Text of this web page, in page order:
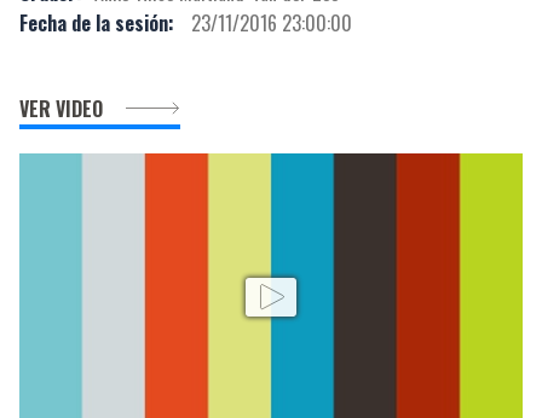
Fecha de la sesión:
23/11/2016 23:00:00
VER VIDEO